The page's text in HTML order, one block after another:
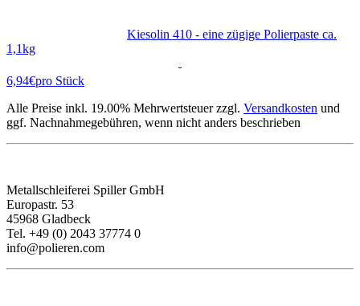
Kiesolin 410 - eine zügige Polierpaste ca.
1,1kg
6,94€pro Stück
Alle Preise inkl. 19.00% Mehrwertsteuer zzgl. Versandkosten und
ggf. Nachnahmegebühren, wenn nicht anders beschrieben
Metallschleiferei Spiller GmbH
Europastr. 53
45968 Gladbeck
Tel. +49 (0) 2043 37774 0
info@polieren.com